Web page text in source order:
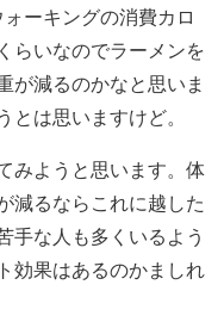
ーキングの消費カロ
らいなのでラーメンを
が減るのかなと思いま
は思いますけど。
みようと思います。体
減るならこれに越した
手な人も多くいるよう
効果はあるのかましれ